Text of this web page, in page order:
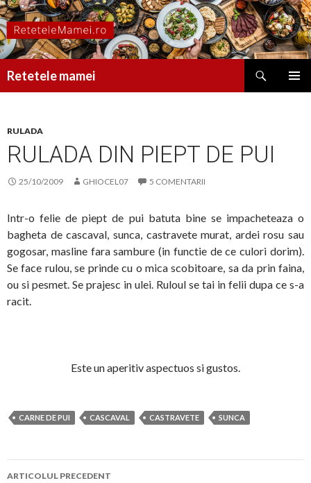
Retetele mamei
RULADA
RULADA DIN PIEPT DE PUI
25/10/2009 GHIOCEL07 5 COMENTARII
Intr-o felie de piept de pui batuta bine se impacheteaza o
bagheta de cascaval, sunca, castravete murat, ardei rosu sau
gogosar, masline fara sambure (in functie de ce culori dorim).
Se face rulou, se prinde cu o mica scobitoare, sa da prin faina,
ou si pesmet. Se prajesc in ulei. Ruloul se tai in felii dupa ce s-a
racit.
Este un aperitiv aspectuos si gustos.
CARNE DE PUI CASCAVAL CASTRAVETE SUNCA
Navigare
ARTICOLUL PRECEDENT